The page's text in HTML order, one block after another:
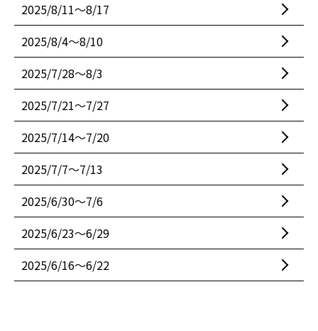
2025/8/11〜8/17
2025/8/4〜8/10
2025/7/28〜8/3
2025/7/21〜7/27
2025/7/14〜7/20
2025/7/7〜7/13
2025/6/30〜7/6
2025/6/23〜6/29
2025/6/16〜6/22